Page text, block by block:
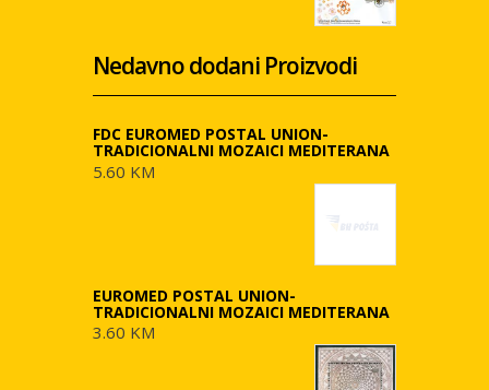
Nedavno dodani Proizvodi
FDC EUROMED POSTAL UNION-
TRADICIONALNI MOZAICI MEDITERANA
5.60 KM
EUROMED POSTAL UNION-
TRADICIONALNI MOZAICI MEDITERANA
3.60 KM